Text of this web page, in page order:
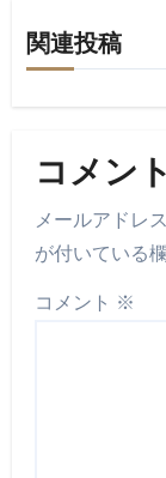
関連投稿
コメン
メールアドレ
が付いている
コメント ※